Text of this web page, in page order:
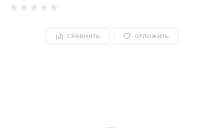
СРАВНИТЬ ОТЛОЖИТЬ